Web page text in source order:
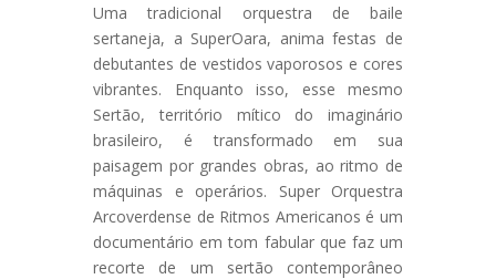
Uma tradicional orquestra de baile
sertaneja, a SuperOara, anima festas de
debutantes de vestidos vaporosos e cores
vibrantes. Enquanto isso, esse mesmo
Sertão, território mítico do imaginário
brasileiro, é transformado em sua
paisagem por grandes obras, ao ritmo de
máquinas e operários. Super Orquestra
Arcoverdense de Ritmos Americanos é um
documentário em tom fabular que faz um
recorte de um sertão contemporâneo